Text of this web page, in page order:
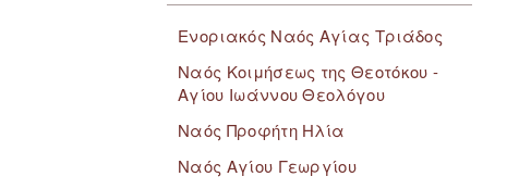
Ενοριακός Ναός Αγίας Τριάδος
Ναός Κοιμήσεως της Θεοτόκου -
Αγίου Ιωάννου Θεολόγου
Ναός Προφήτη Ηλία
Ναός Αγίου Γεωργίου